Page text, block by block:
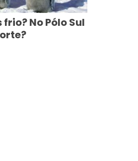
No Pólo Sul